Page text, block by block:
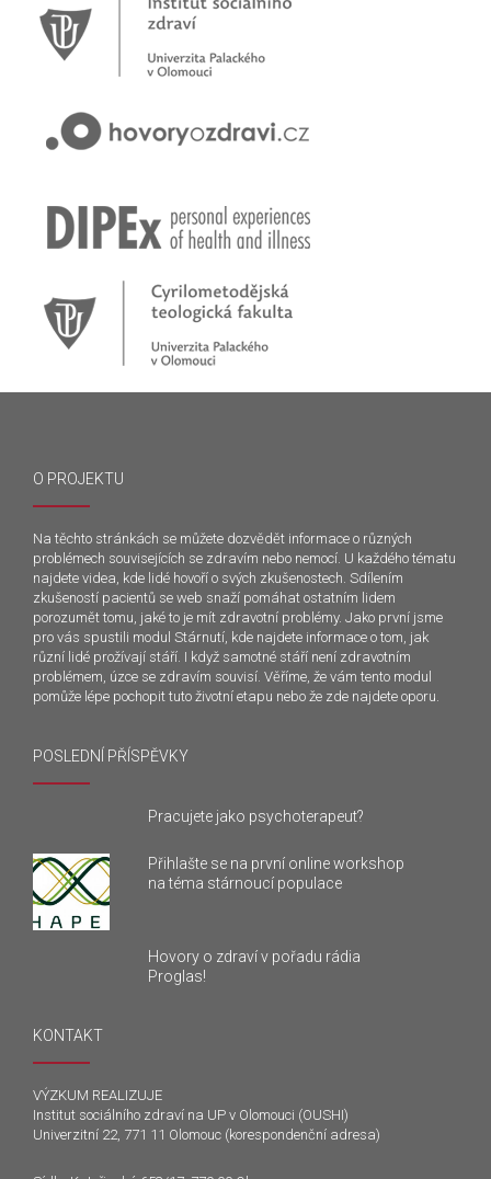
O PROJEKTU
Na těchto stránkách se můžete dozvědět informace o různých
problémech souvisejících se zdravím nebo nemocí. U každého tématu
najdete videa, kde lidé hovoří o svých zkušenostech. Sdílením
zkušeností pacientů se web snaží pomáhat ostatním lidem
porozumět tomu, jaké to je mít zdravotní problémy. Jako první jsme
pro vás spustili modul Stárnutí, kde najdete informace o tom, jak
různí lidé prožívají stáří. I když samotné stáří není zdravotním
problémem, úzce se zdravím souvisí. Věříme, že vám tento modul
pomůže lépe pochopit tuto životní etapu nebo že zde najdete oporu.
POSLEDNÍ PŘÍSPĚVKY
Pracujete jako psychoterapeut?
Přihlašte se na první online workshop
na téma stárnoucí populace
Hovory o zdraví v pořadu rádia
Proglas!
KONTAKT
VÝZKUM REALIZUJE
Institut sociálního zdraví na UP v Olomouci (OUSHI)
Univerzitní 22, 771 11 Olomouc (korespondenční adresa)